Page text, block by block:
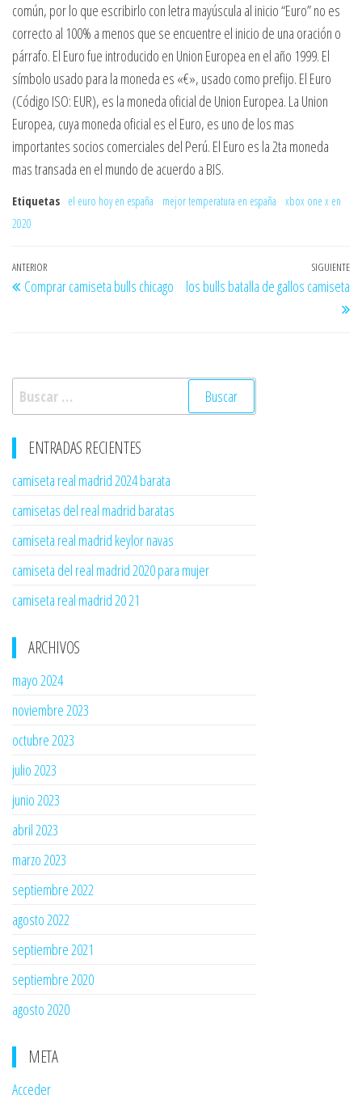
común, por lo que escribirlo con letra mayúscula al inicio “Euro” no es
correcto al 100% a menos que se encuentre el inicio de una oración o
párrafo. El Euro fue introducido en Union Europea en el año 1999. El
símbolo usado para la moneda es «€», usado como prefijo. El Euro
(Código ISO: EUR), es la moneda oficial de Union Europea. La Union
Europea, cuya moneda oficial es el Euro, es uno de los mas
importantes socios comerciales del Perú. El Euro es la 2ta moneda
mas transada en el mundo de acuerdo a BIS.
Etiquetas el euro hoy en españa mejor temperatura en españa
xbox one x en
2020
Navegación
de
Entrada
anterior
ANTERIOR
Comprar camiseta bulls chicago
SIGUIENTE
los bulls batalla de gallos camiseta
Buscar:
ENTRADAS RECIENTES
camiseta real madrid 2024 barata
camisetas del real madrid baratas
camiseta real madrid keylor navas
camiseta del real madrid 2020 para mujer
camiseta real madrid 20 21
ARCHIVOS
mayo 2024
noviembre 2023
octubre 2023
julio 2023
junio 2023
abril 2023
marzo 2023
septiembre 2022
agosto 2022
septiembre 2021
septiembre 2020
agosto 2020
META
Acceder